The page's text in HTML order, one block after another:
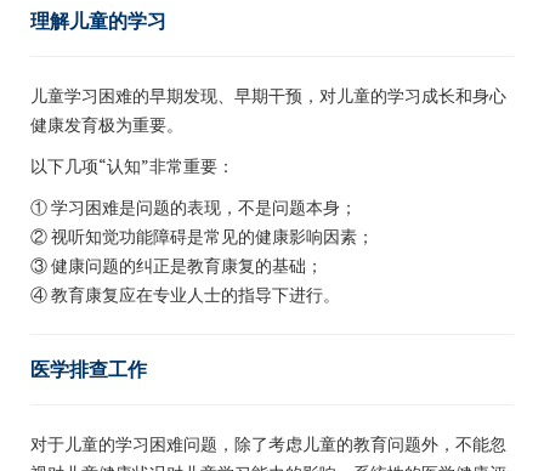
理解儿童的学习
儿童学习困难的早期发现、早期干预，对儿童的学习成长和身心
健康发育极为重要。
以下几项“认知”非常重要：
① 学习困难是问题的表现，不是问题本身；
② 视听知觉功能障碍是常见的健康影响因素；
③ 健康问题的纠正是教育康复的基础；
④ 教育康复应在专业人士的指导下进行。
医学排查工作
对于儿童的学习困难问题，除了考虑儿童的教育问题外，不能忽